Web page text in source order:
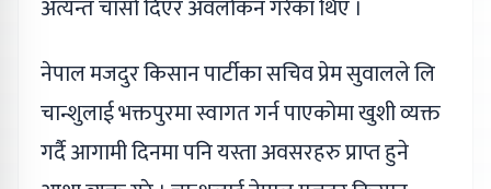
अत्यन्त चासो दिएर अवलोकन गरेका थिए ।
नेपाल मजदुर किसान पार्टीका सचिव प्रेम सुवालले लि
चान्शुलाई भक्तपुरमा स्वागत गर्न पाएकोमा खुशी व्यक्त
गर्दै आगामी दिनमा पनि यस्ता अवसरहरु प्राप्त हुने